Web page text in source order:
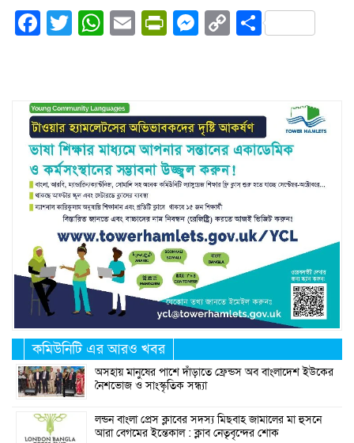
Facebook
Twitter
WhatsApp
EmailPrintFriendly
Messenger
CopyShare
কমিউনিটি এর আরও খবর
অসহায় মানুষের পাশে দাঁড়াতে ফ্রেন্ডস অব বাংলাদেশ ইউকের
নৈশভোজ ও সাংস্কৃতিক সন্ধ্যা
লন্ডন বাংলা প্রেস ক্লাবের সদস্য মিছবাহ জামালের মা হুসনে
আরা বেগমের ইন্তেকাল : ক্লাব নেতৃবৃন্দের শোক